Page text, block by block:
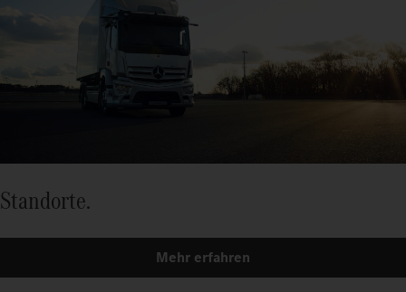
Standorte.
Mehr erfahren